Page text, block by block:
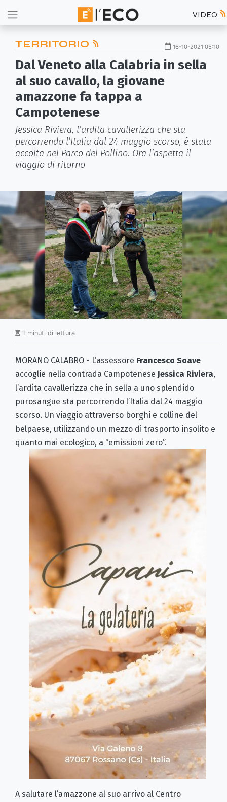
VIDEO
TERRITORIO 16-10-2021 05:10
Dal Veneto alla Calabria in sella
al suo cavallo, la giovane
amazzone fa tappa a
Campotenese
Jessica Riviera, l’ardita cavallerizza che sta
percorrendo l’Italia dal 24 maggio scorso, è stata
accolta nel Parco del Pollino. Ora l’aspetta il
viaggio di ritorno
1 minuti di lettura
MORANO CALABRO - L’assessore Francesco Soave
accoglie nella contrada Campotenese Jessica Riviera,
l’ardita cavallerizza che in sella a uno splendido
purosangue sta percorrendo l’Italia dal 24 maggio
scorso. Un viaggio attraverso borghi e colline del
belpaese, utilizzando un mezzo di trasporto insolito e
quanto mai ecologico, a “emissioni zero”.
A salutare l’amazzone al suo arrivo al Centro